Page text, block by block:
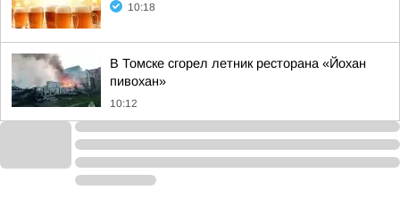
10:18
В Томске сгорел летник ресторана «Йохан
пивохан»
10:12